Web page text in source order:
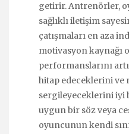
getirir. Antrenörler,
sağlıklı iletişim
çatışmaları en aza
motivasyon kaynağı
performanslarını
hitap edeceklerini ve
sergileyeceklerini
uygun bir söz veya
oyuncunun kendi